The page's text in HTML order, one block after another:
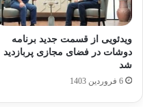
ویدئویی از قسمت جدید برنامه
دوشات در فضای مجازی پربازدید
شد
6 فروردین 1403